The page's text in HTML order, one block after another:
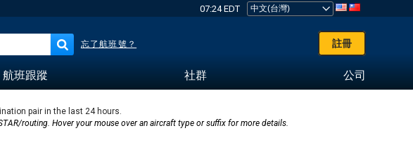
07:24 EDT
忘了航班號？ 註冊
航班跟蹤 社群 公司
pair in the last 24 hours.
routing. Hover your mouse over an aircraft type or suffix for more details.